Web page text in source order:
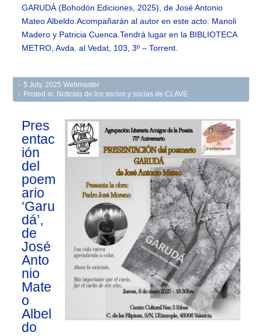
GARUDÁ (Bohodón Ediciones, 2025), de José Antonio
Mateo Albeldo.Acompañarán al autor en este acto: Manoli
Madero y Patricia Cuenca.Tendrá lugar en la BIBLIOTECA
METRO, Avda. al Vedat, 103, 3º – Torrent.
5 July, 2025 Webmaster
Posted in: Noticias de los socios y socias de CLAVE
Pres
entac
ión
del
poem
ario
‘Garu
dá’,
de
José
Anto
nio
Mate
o
Albel
do